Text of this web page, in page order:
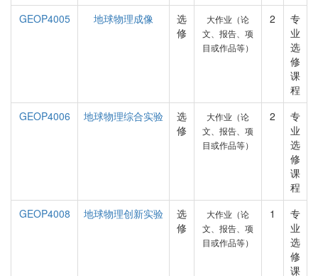
GEOP4005
地球物理成像
选
修
大作业（论
文、报告、项
目或作品等）
2
专
业
选
修
课
程
GEOP4006
地球物理综合实验
选
修
大作业（论
文、报告、项
目或作品等）
2
专
业
选
修
课
程
GEOP4008
地球物理创新实验
选
修
大作业（论
文、报告、项
目或作品等）
1
专
业
选
修
课